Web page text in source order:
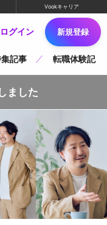
Vookキャリア
ログイン 新規登録
記事 転職体験記
ました